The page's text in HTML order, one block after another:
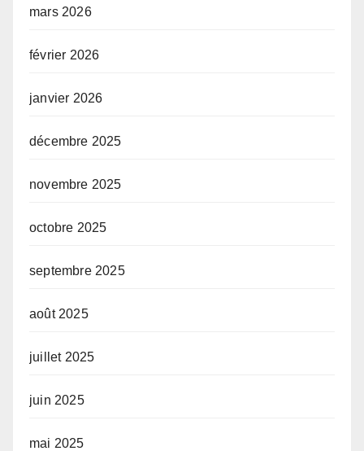
mars 2026
février 2026
janvier 2026
décembre 2025
novembre 2025
octobre 2025
septembre 2025
août 2025
juillet 2025
juin 2025
mai 2025